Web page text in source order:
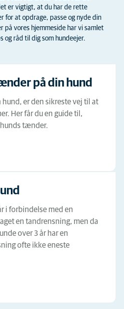
er vigtigt, at du har de rette
for at opdrage, passe og nyde din
på vores hjemmeside har vi samlet
og råd til dig som hundeejer.
på din hund
er den sikreste vej til at
Her får du en guide til,
tænder.
i forbindelse med en
en tandrensning, men da
over 3 år har en
ofte ikke eneste